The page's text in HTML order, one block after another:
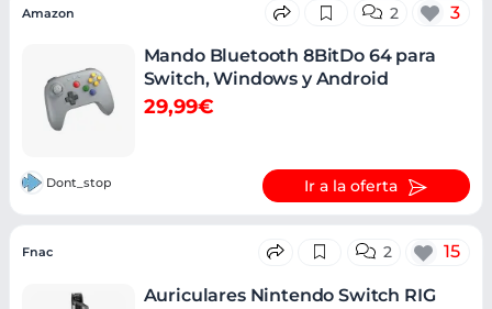
Amazon 2 3
Mando Bluetooth 8BitDo 64 para
Switch, Windows y Android
29,99€
Dont_stop Ir a la oferta
Fnac 2 15
Auriculares Nintendo Switch RIG